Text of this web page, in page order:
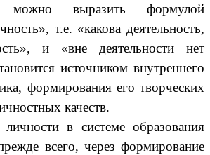
можно выразить формулой
т.е. «какова деятельность,
и «вне деятельности нет
источником внутреннего
формирования его творческих
качеств.
в системе образования
всего, через формирование